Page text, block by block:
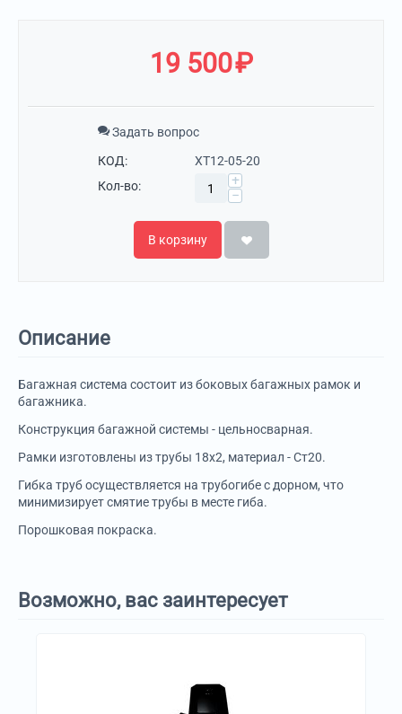
19 500₽
Задать вопрос
КОД:
XT12-05-20
Кол-во:
+
−
В корзину
Описание
Багажная система состоит из боковых багажных рамок и
багажника.
Конструкция багажной системы - цельносварная.
Рамки изготовлены из трубы 18х2, материал - Ст20.
Гибка труб осуществляется на трубогибе с дорном, что
минимизирует смятие трубы в месте гиба.
Порошковая покраска.
Возможно, вас заинтересует